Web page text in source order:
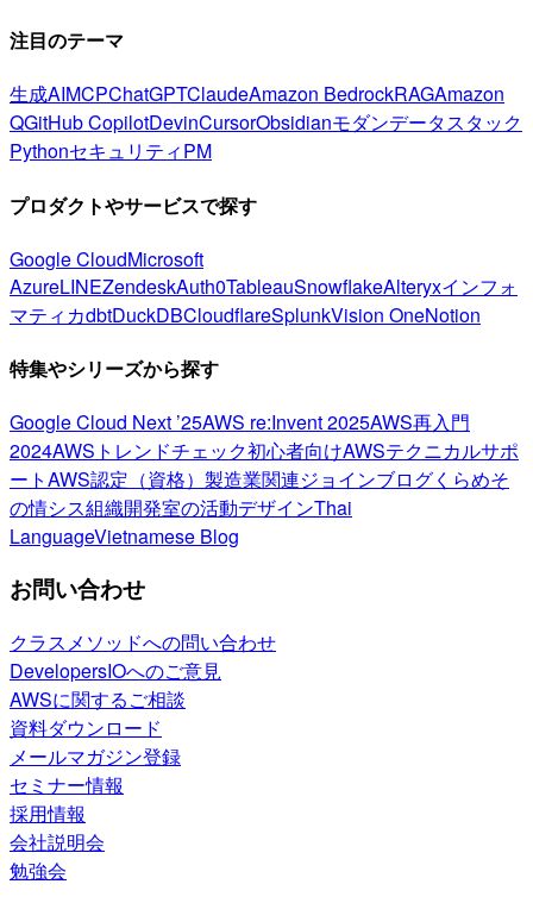
注目のテーマ
生成AIMCPChatGPTClaudeAmazon BedrockRAGAmazon
QGitHub CopilotDevinCursorObsidianモダンデータスタック
PythonセキュリティPM
プロダクトやサービスで探す
Google CloudMicrosoft
AzureLINEZendeskAuth0TableauSnowflakeAlteryxインフォ
マティカdbtDuckDBCloudflareSplunkVision OneNotion
特集やシリーズから探す
Google Cloud Next ’25AWS re:Invent 2025AWS再入門
2024AWSトレンドチェック初心者向けAWSテクニカルサポ
ートAWS認定（資格） 製造業関連ジョインブログくらめそ
の情シス組織開発室の活動デザインThai
LanguageVietnamese Blog
お問い合わせ
クラスメソッドへの問い合わせ
DevelopersIOへのご意見
AWSに関するご相談
資料ダウンロード
メールマガジン登録
セミナー情報
採用情報
会社説明会
勉強会